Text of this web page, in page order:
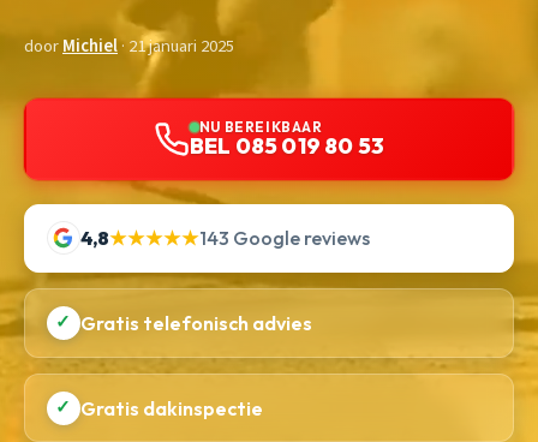
doorMichiel· 21 januari 2025
NU BEREIKBAAR
BEL 085 019 80 53
4,8★★★★★143 Google reviews
✓ Gratis telefonisch advies
✓ Gratis dakinspectie